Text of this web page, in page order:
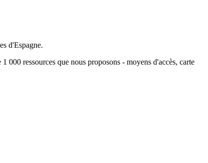
d'Espagne.
000 ressources que nous proposons - moyens d'accès, carte